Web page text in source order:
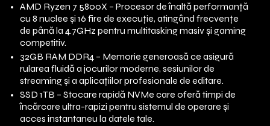
AMD Ryzen 7 5800X – Procesor de înaltă performanță
cu 8 nuclee și 16 fire de execuție, atingând frecvențe
de până la 4.7GHz pentru multitasking masiv și gaming
competitiv.
32GB RAM DDR4 – Memorie generoasă ce asigură
rularea fluidă a jocurilor moderne, sesiunilor de
streaming și a aplicațiilor profesionale de editare.
SSD 1TB – Stocare rapidă NVMe care oferă timpi de
încărcare ultra-rapizi pentru sistemul de operare și
acces instantaneu la datele tale.